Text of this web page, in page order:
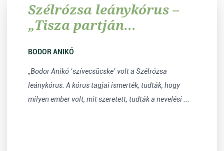
Szélrózsa leánykórus –
„Tisza partján
BODOR ANIKÓ
„Bodor Anikó ‘szívecsücske’ volt a Szélrózsa
leánykórus. A kórus tagjai ismerték, tudták, hogy
milyen ember volt, mit szeretett, tudták a nevelési ...